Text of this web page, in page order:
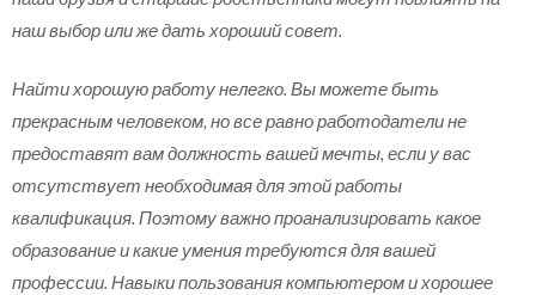
наш выбор или же дать хороший совет.
Найти хорошую работу нелегко. Вы можете быть
прекрасным человеком, но все равно работодатели не
предоставят вам должность вашей мечты, если у вас
отсутствует необходимая для этой работы
квалификация. Поэтому важно проанализировать какое
образование и какие умения требуются для вашей
профессии. Навыки пользования компьютером и хорошее